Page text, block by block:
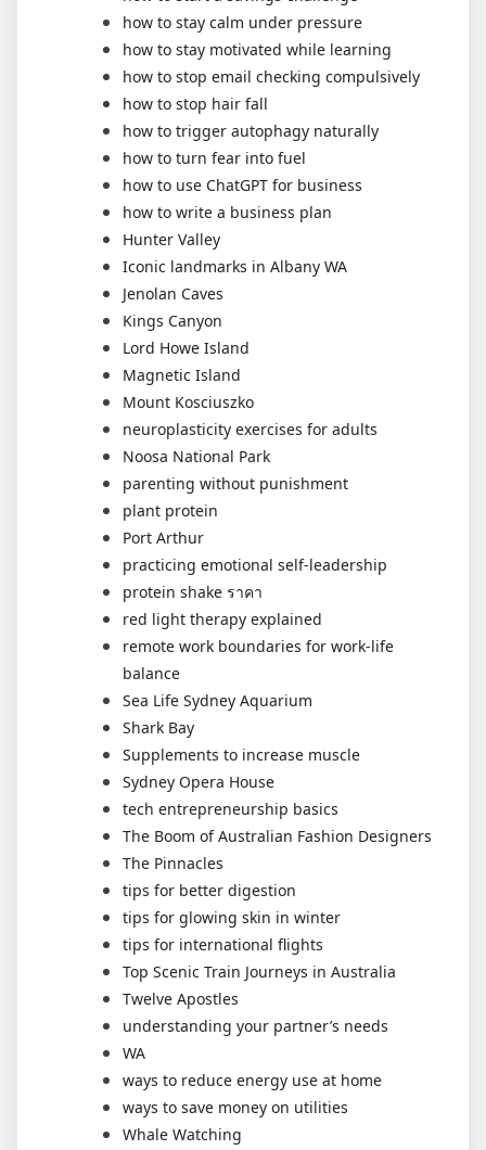
how to stay calm under pressure
how to stay motivated while learning
how to stop email checking compulsively
how to stop hair fall
how to trigger autophagy naturally
how to turn fear into fuel
how to use ChatGPT for business
how to write a business plan
Hunter Valley
Iconic landmarks in Albany WA
Jenolan Caves
Kings Canyon
Lord Howe Island
Magnetic Island
Mount Kosciuszko
neuroplasticity exercises for adults
Noosa National Park
parenting without punishment
plant protein
Port Arthur
practicing emotional self-leadership
protein shake ราคา
red light therapy explained
remote work boundaries for work-life
balance
Sea Life Sydney Aquarium
Shark Bay
Supplements to increase muscle
Sydney Opera House
tech entrepreneurship basics
The Boom of Australian Fashion Designers
The Pinnacles
tips for better digestion
tips for glowing skin in winter
tips for international flights
Top Scenic Train Journeys in Australia
Twelve Apostles
understanding your partner’s needs
WA
ways to reduce energy use at home
ways to save money on utilities
Whale Watching